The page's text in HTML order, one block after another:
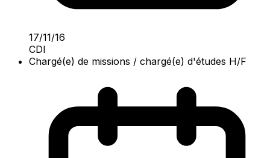
17/11/16
CDI
Chargé(e) de missions / chargé(e) d'études H/F